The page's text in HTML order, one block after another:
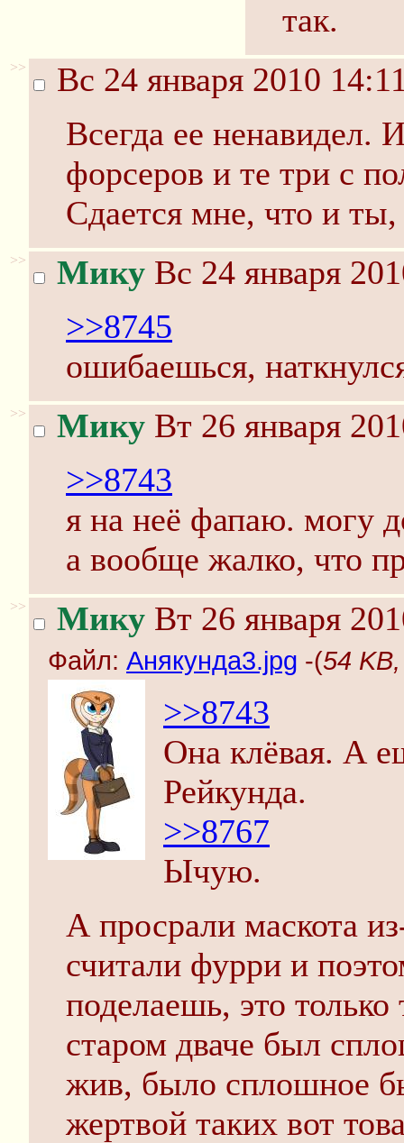
так.
>>
Вс 24 января 2010
Всегда ее ненавидел.
форсеров и те три с
Сдается мне, что и
>> Мику Вс 24 января
>>8745
ошибаешься,
>> Мику Вт 26 января
>>8743
я на неё фапаю. могу
а вообще жалко, что
>> Мику Вт 26 января
Файл: Анякунда3.jpg -(54
>>8743
Она клёвая. А
Рейкунда.
>>8767
Ычую.
А просрали маскота
считали фурри и
поделаешь, это только
старом дваче был
жив, было сплошное
жертвой таких вот